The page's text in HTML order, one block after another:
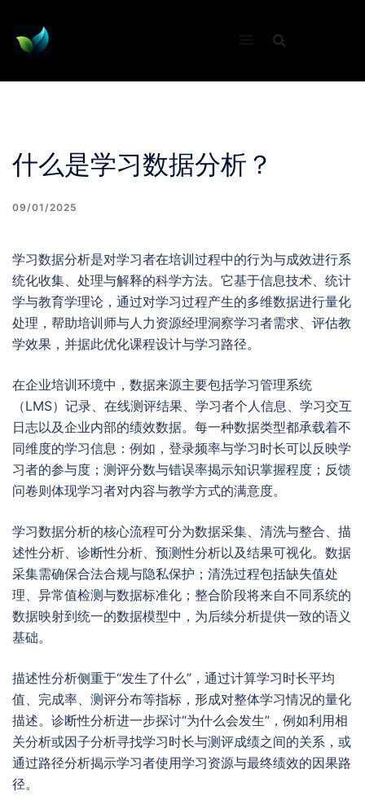
content
什么是学习数据分析？
09/01/2025
学习数据分析是对学习者在培训过程中的行为与成效进行系
统化收集、处理与解释的科学方法。它基于信息技术、统计
学与教育学理论，通过对学习过程产生的多维数据进行量化
处理，帮助培训师与人力资源经理洞察学习者需求、评估教
学效果，并据此优化课程设计与学习路径。
在企业培训环境中，数据来源主要包括学习管理系统
（LMS）记录、在线测评结果、学习者个人信息、学习交互
日志以及企业内部的绩效数据。每一种数据类型都承载着不
同维度的学习信息：例如，登录频率与学习时长可以反映学
习者的参与度；测评分数与错误率揭示知识掌握程度；反馈
问卷则体现学习者对内容与教学方式的满意度。
学习数据分析的核心流程可分为数据采集、清洗与整合、描
述性分析、诊断性分析、预测性分析以及结果可视化。数据
采集需确保合法合规与隐私保护；清洗过程包括缺失值处
理、异常值检测与数据标准化；整合阶段将来自不同系统的
数据映射到统一的数据模型中，为后续分析提供一致的语义
基础。
描述性分析侧重于“发生了什么”，通过计算学习时长平均
值、完成率、测评分布等指标，形成对整体学习情况的量化
描述。诊断性分析进一步探讨“为什么会发生”，例如利用相
关分析或因子分析寻找学习时长与测评成绩之间的关系，或
通过路径分析揭示学习者使用学习资源与最终绩效的因果路
径。